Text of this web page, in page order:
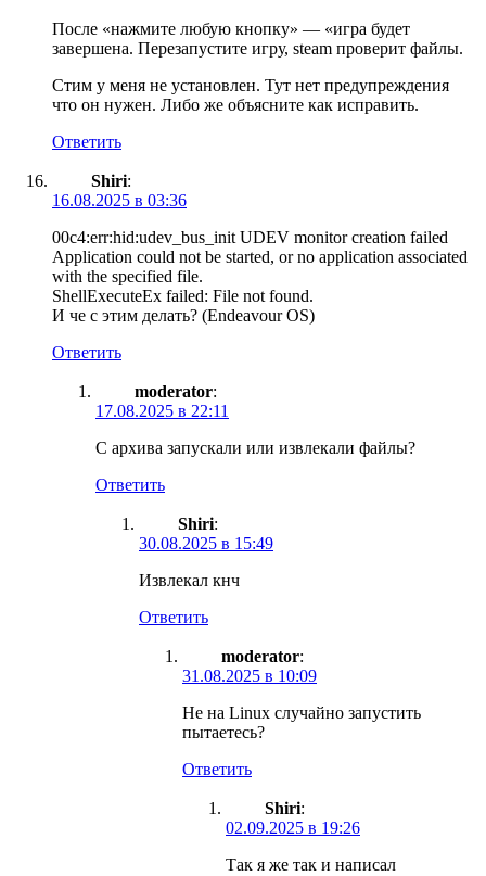
После «нажмите любую кнопку» — «игра будет
завершена. Перезапустите игру, steam проверит файлы.
Стим у меня не установлен. Тут нет предупреждения
что он нужен. Либо же объясните как исправить.
Ответить
Shiri:
16.08.2025 в 03:36
00c4:err:hid:udev_bus_init UDEV monitor creation failed
Application could not be started, or no application associated
with the specified file.
ShellExecuteEx failed: File not found.
И че с этим делать? (Endeavour OS)
Ответить
moderator:
17.08.2025 в 22:11
С архива запускали или извлекали файлы?
Ответить
Shiri:
30.08.2025 в 15:49
Извлекал кнч
Ответить
moderator:
31.08.2025 в 10:09
Не на Linux случайно запустить
пытаетесь?
Ответить
Shiri:
02.09.2025 в 19:26
Так я же так и написал